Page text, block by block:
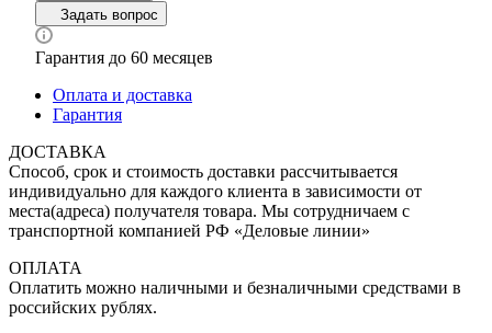
Задать вопрос
Гарантия до 60 месяцев
Оплата и доставка
Гарантия
ДОСТАВКА
Способ, срок и стоимость доставки рассчитывается
индивидуально для каждого клиента в зависимости от
места(адреса) получателя товара. Мы сотрудничаем с
транспортной компанией РФ «Деловые линии»
ОПЛАТА
Оплатить можно наличными и безналичными средствами в
российских рублях.